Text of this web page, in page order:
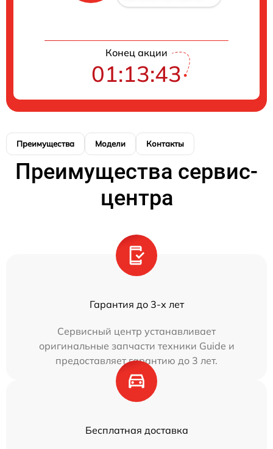
Конец акции
01:13:43
Преимущества Модели Контакты
Преимущества сервис-
центра
Гарантия до 3-х лет
Сервисный центр устанавливает
оригинальные запчасти техники Guide и
предоставляет гарантию до 3 лет.
Бесплатная доставка